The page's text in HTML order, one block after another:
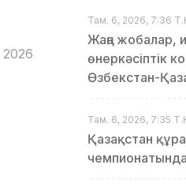
Там. 6, 2026, 7:36 Т.Қ.
Жаңа жобалар,
өнеркәсіптік
Өзбекстан-
Там. 6, 2026, 7:35 Т.Қ.
Қазақстан